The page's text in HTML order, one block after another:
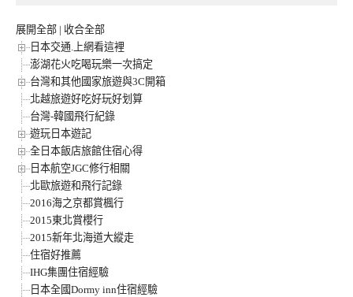
展開全部 | 收合全部
日本交通.上網看這裡
澎湖花火吃喝玩樂一次搞定
台灣和其他國家旅遊與3C開箱
北越旅遊好吃好玩好划算
台灣-韓國飛行紀錄
遊玩日本遊記
全日本飯店旅館住宿心得
日本航空JGC修行相關
北歐旅遊和飛行記錄
2016海之京都賞楓行
2015東北賞櫻行
2015新年北海道大縱走
住宿好推薦
IHG集團住宿經驗
日本全國Dormy inn住宿經驗